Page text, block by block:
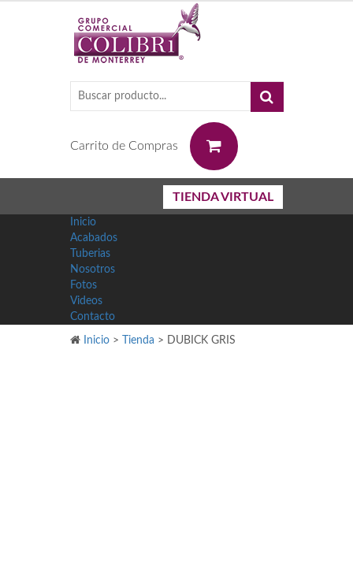
Carrito de Compras
TIENDA VIRTUAL
Inicio
Acabados
Tuberias
Nosotros
Fotos
Videos
Contacto
Inicio > Tienda > DUBICK GRIS